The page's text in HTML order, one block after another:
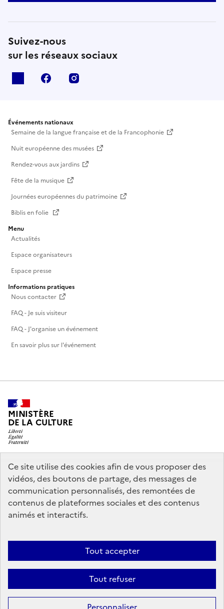
Ce site utilise des cookies afin de vous proposer des
vidéos, des boutons de partage, des messages de
communication personnalisés, des remontées de
contenus de plateformes sociales et des contenus
animés et interactifs.
Tout accepter
Tout refuser
Suivez-nous
sur les réseaux sociaux
facebook
Événements nationaux
Semaine de la langue française et de la Francophonie
Nuit européenne des musées
Rendez-vous aux jardins
Fête de la musique
Journées européennes du patrimoine
Biblis en folie
Menu
Actualités
Espace organisateurs
Espace presse
Informations pratiques
Nous contacter
FAQ - Je suis visiteur
FAQ - J'organise un événement
En savoir plus sur l'événement
MINISTÈRE
DE LA CULTURE
legifrance.gouv.fr
info.gouv.fr
service-public.gouv.fr
data.gouv.fr
Nous contacter Mentions légales
Politique générale de protection
Accessibilité : partiellement conforme
d’utilisation des témoins de connexion (cookies)
Sauf mention contraire, tous les contenus de ce site sont sous